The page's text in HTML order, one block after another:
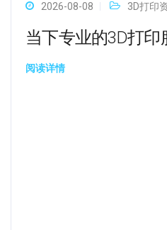
2026-08-08 3D打印
当下专业的3D打印
阅读详情